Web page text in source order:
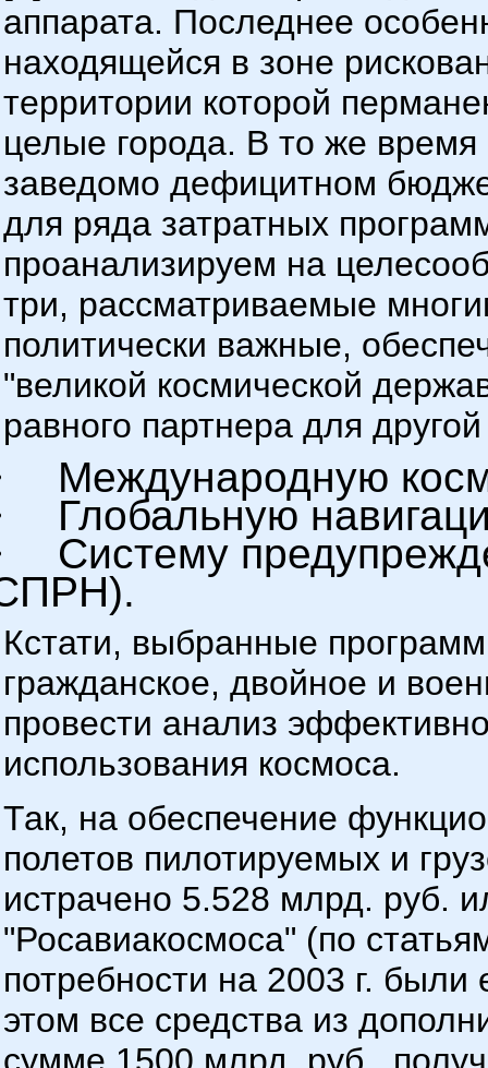
аппарата. Последнее
находящейся в зоне
территории которой
целые города. В то же время
заведомо дефицитном
для ряда затратных
проанализируем на
три, рассматриваемые
политически важные,
"великой космической
равного партнера для
Международную
Глобальную
Систему
Кстати, выбранные
гражданское, двойное и
провести анализ
использования космоса.
Так, на обеспечение
полетов пилотируемых и
истрачено 5.528 млрд. руб.
"Росавиакосмоса" (по
потребности на 2003 г.
этом все средства из